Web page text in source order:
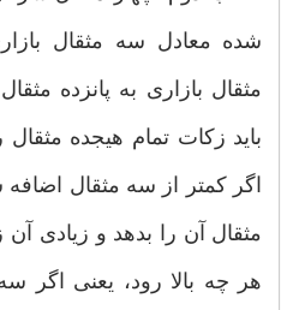
شده معادل سه مثقال
مثقال بازاری به پانزده
باید زكات تمام هیجده
اگر كمتر از سه مثقال
مثقال آن را بدهد و زیادی
هر چه بالا رود، یعنی اگر